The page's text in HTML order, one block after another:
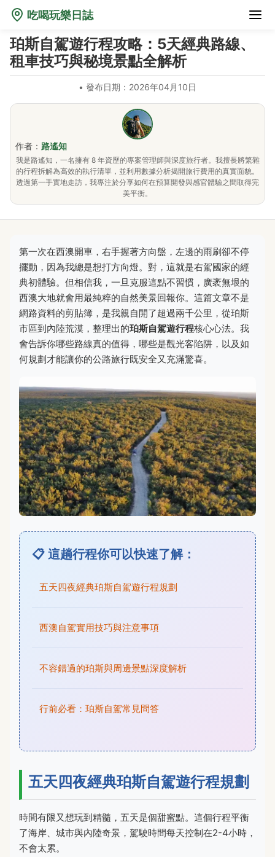
吃喝玩樂日誌
珀斯自駕遊行程攻略：5天經典路線、
租車技巧與秘境景點全解析
• 發布日期：2026年04月10日
作者： 路遙知
我是路遙知，一名擁有 8 年資歷的專案管理師與深度旅行者。我擅長將繁雜
的行程拆解為高效的執行清單，並利用數據分析揭開旅行費用的真實面貌。
透過第一手實地走訪，我專注於分享如何在預算開發與感官體驗之間取得完
美平衡。
第一次在西澳開車，右手握著方向盤，左邊的雨刷卻不停
擺動，因為我總是想打方向燈。對，這就是右駕國家的經
典初體驗。但相信我，一旦克服這點不習慣，廣袤無垠的
西澳大地就會用最純粹的自然美景回報你。這篇文章不是
網路資料的剪貼簿，是我親自開了超過兩千公里，從珀斯
市區到內陸荒漠，整理出的珀斯自駕遊行程核心心法。我
會告訴你哪些路線真的值得，哪些是觀光客陷阱，以及如
何規劃才能讓你的公路旅行既安全又充滿驚喜。
📋 這趟行程你可以快速了解：
五天四夜經典珀斯自駕遊行程規劃
西澳自駕實用技巧與注意事項
不容錯過的珀斯與周邊景點深度解析
行前必看：珀斯自駕常見問答
五天四夜經典珀斯自駕遊行程規劃
時間有限又想玩到精髓，五天是個甜蜜點。這個行程平衡
了海岸、城市與內陸奇景，駕駛時間每天控制在2-4小時，
不會太累。